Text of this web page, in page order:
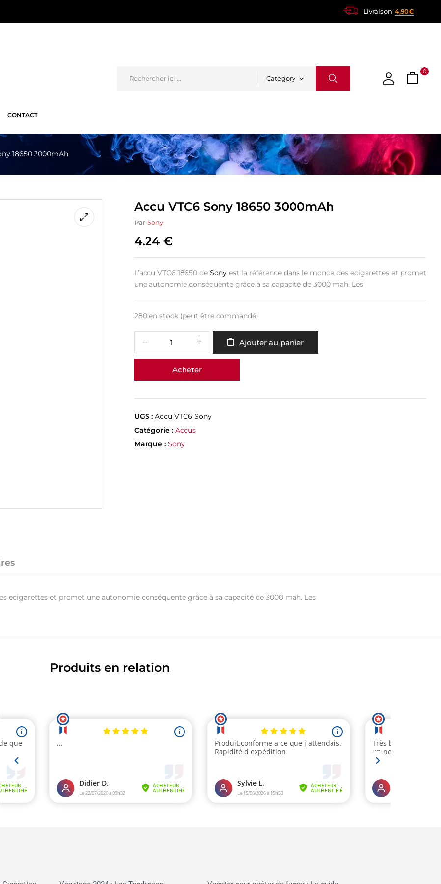
Livraison 4,90€
CONTACT
Category
0
18650 3000mAh
Accu VTC6 Sony 18650 3000mAh
Par Sony
4.24 €
L’accu VTC6 18650 de Sony est la référence dans le monde des ecigarettes et promet
une autonomie conséquente grâce à sa capacité de 3000 mah. Les
280 en stock (peut être commandé)
Ajouter au panier
Acheter
UGS : Accu VTC6 Sony
Catégorie : Accus
Marque : Sony
ecigarettes et promet une autonomie conséquente grâce à sa capacité de 3000 mah. Les
Produits en relation